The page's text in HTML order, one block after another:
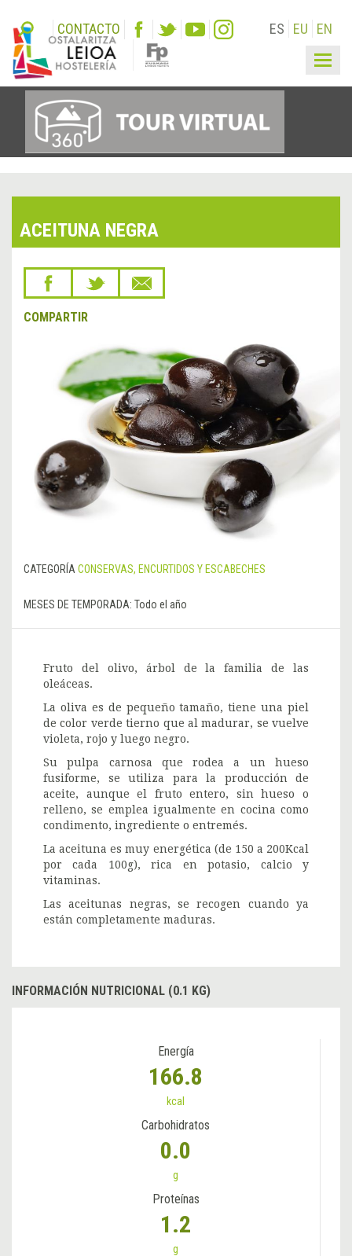
CONTACTO ES EU EN
ACEITUNA NEGRA
COMPARTIR
CATEGORÍA CONSERVAS, ENCURTIDOS Y ESCABECHES
MESES DE TEMPORADA: Todo el año
Fruto del olivo, árbol de la familia de las
oleáceas.
La oliva es de pequeño tamaño, tiene una piel
de color verde tierno que al madurar, se vuelve
violeta, rojo y luego negro.
Su pulpa carnosa que rodea a un hueso
fusiforme, se utiliza para la producción de
aceite, aunque el fruto entero, sin hueso o
relleno, se emplea igualmente en cocina como
condimento, ingrediente o entremés.
La aceituna es muy energética (de 150 a 200Kcal
por cada 100g), rica en potasio, calcio y
vitaminas.
Las aceitunas negras, se recogen cuando ya
están completamente maduras.
INFORMACIÓN NUTRICIONAL (0.1 KG)
Energía
166.8
kcal
Carbohidratos
0.0
g
Proteínas
1.2
g